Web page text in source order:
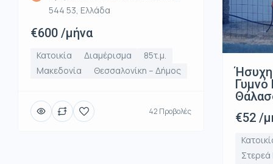
544 53, Ελλάδα
€600 /μήνα
Κατοικία Διαμέρισμα
85τ.μ.
Μακεδονία
Θεσσαλονίκη – Δήμος
42 Προβολές
Γυμνό
€52 /